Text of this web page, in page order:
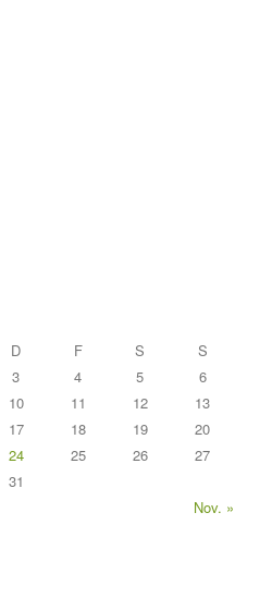
D F S
S
3 4 5
6
10 11 12
13
17 18 19
20
24 25 26
27
31
Nov. »